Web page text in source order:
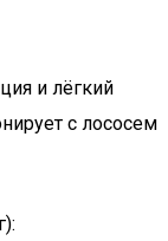
и лёгкий
с лососем